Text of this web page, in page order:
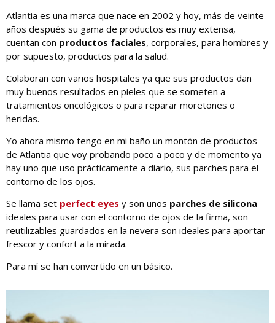
Atlantia es una marca que nace en 2002 y hoy, más de veinte
años después su gama de productos es muy extensa,
cuentan con productos faciales, corporales, para hombres y
por supuesto, productos para la salud.
Colaboran con varios hospitales ya que sus productos dan
muy buenos resultados en pieles que se someten a
tratamientos oncológicos o para reparar moretones o
heridas.
Yo ahora mismo tengo en mi baño un montón de productos
de Atlantia que voy probando poco a poco y de momento ya
hay uno que uso prácticamente a diario, sus parches para el
contorno de los ojos.
Se llama set perfect eyes y son unos parches de silicona
ideales para usar con el contorno de ojos de la firma, son
reutilizables guardados en la nevera son ideales para aportar
frescor y confort a la mirada.
Para mí se han convertido en un básico.